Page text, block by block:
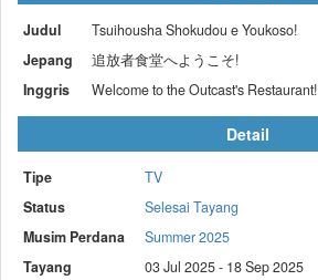
Judul
Tsuihousha Shokudou e Youkoso!
Jepang
追放者食堂へようこそ!
Inggris
Welcome to the Outcast's Restaurant!
Detail
Tipe
TV
Status
Selesai Tayang
Musim Perdana
Summer 2025
Tayang
03 Jul 2025 - 18 Sep 2025